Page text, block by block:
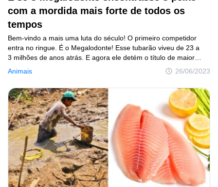
com a mordida mais forte de todos os
tempos
Animais 26/06/2023
Bem-vindo a mais uma luta do século! O primeiro competidor
entra no ringue. É o Megalodonte! Esse tubarão viveu de 23 a
3 milhões de anos atrás. E agora ele detém o título de maior
caçador de todos os tempos. O segundo competidor está
no ringue! E é o Dunkleosteus! Ele viveu há cerca de 350 a 380
milhões de anos e era o maior peixe daquela época. Essas
criaturas nadavam por todo o mundo e despertavam o medo
com suas cabeças reforçadas e mandíbulas poderosas.
Criatividade
Casa
Invenções
Arte
Saúde
Admiração
Animais
Fotografia